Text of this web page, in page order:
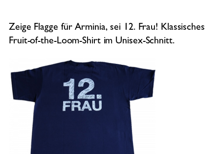
Zeige Flagge für Arminia, sei 12. Frau! Klassisches
Fruit-of-the-Loom-Shirt im Unisex-Schnitt.